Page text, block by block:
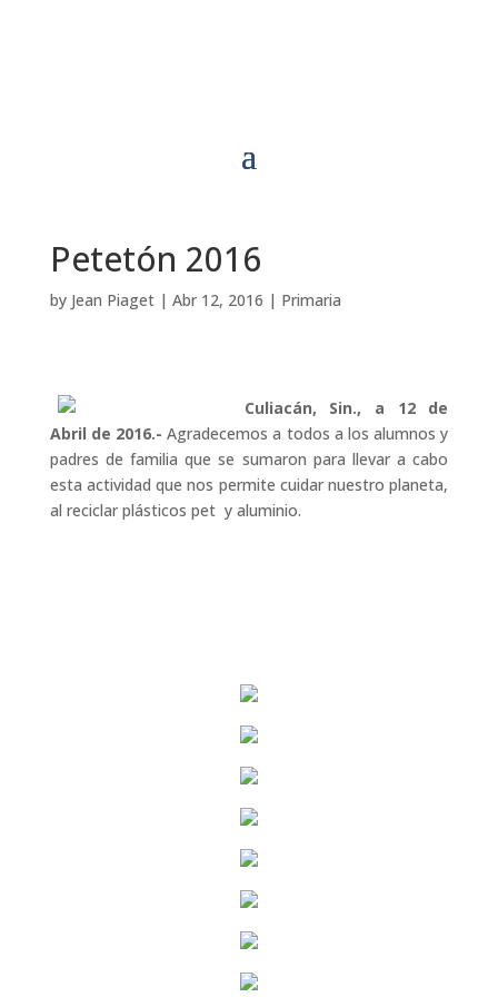
Petetón 2016
by Jean Piaget| Abr 12, 2016 | Primaria
Culiacán, Sin., a 12 de
Abril de 2016.-Agradecemos a todos a los alumnos y
padres de familia que se sumaron para llevar a cabo
esta actividad que nos permite cuidar nuestro planeta,
al reciclar plásticos pet y aluminio.